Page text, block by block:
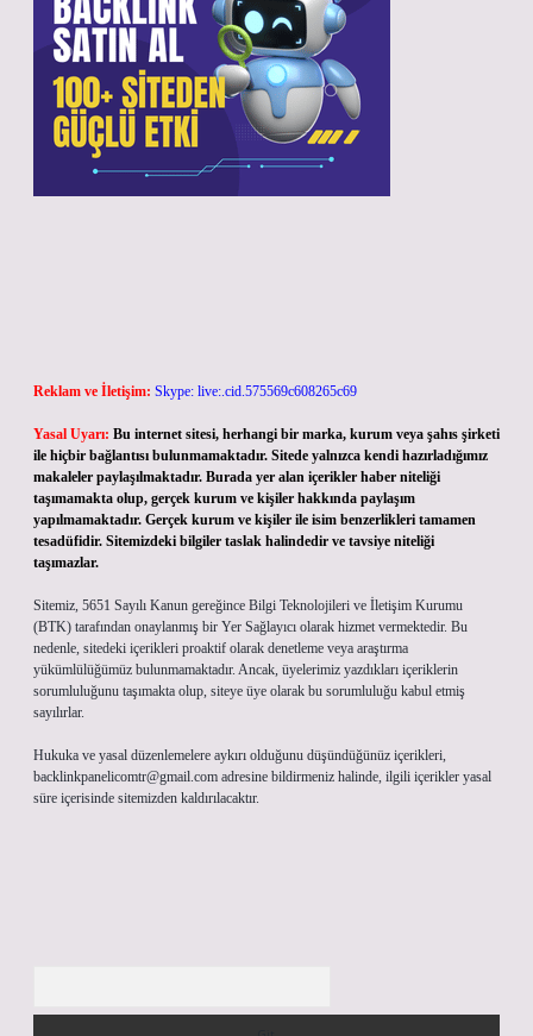
Reklam ve İletişim: Skype: live:.cid.575569c608265c69
Yasal Uyarı: Bu internet sitesi, herhangi bir marka, kurum veya şahıs şirketi
ile hiçbir bağlantısı bulunmamaktadır. Sitede yalnızca kendi hazırladığımız
makaleler paylaşılmaktadır. Burada yer alan içerikler haber niteliği
taşımamakta olup, gerçek kurum ve kişiler hakkında paylaşım
yapılmamaktadır. Gerçek kurum ve kişiler ile isim benzerlikleri tamamen
tesadüfidir. Sitemizdeki bilgiler taslak halindedir ve tavsiye niteliği
taşımazlar.
Sitemiz, 5651 Sayılı Kanun gereğince Bilgi Teknolojileri ve İletişim Kurumu
(BTK) tarafından onaylanmış bir Yer Sağlayıcı olarak hizmet vermektedir. Bu
nedenle, sitedeki içerikleri proaktif olarak denetleme veya araştırma
yükümlülüğümüz bulunmamaktadır. Ancak, üyelerimiz yazdıkları içeriklerin
sorumluluğunu taşımakta olup, siteye üye olarak bu sorumluluğu kabul etmiş
sayılırlar.
Hukuka ve yasal düzenlemelere aykırı olduğunu düşündüğünüz içerikleri,
backlinkpanelicomtr@gmail.com adresine bildirmeniz halinde, ilgili içerikler yasal
süre içerisinde sitemizden kaldırılacaktır.